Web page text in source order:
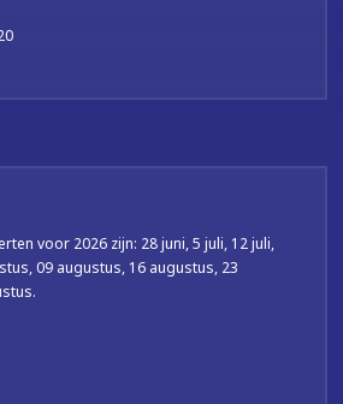
voor 2026 zijn: 28 juni, 5 juli, 12 juli,
09 augustus, 16 augustus, 23